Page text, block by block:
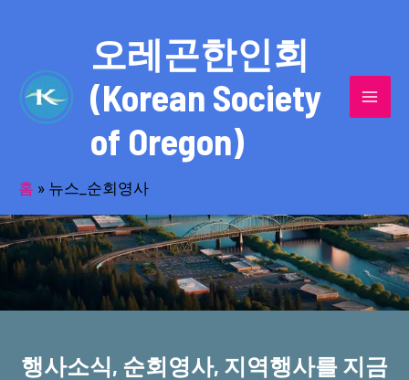
오레곤한인회
(Korean Society
of Oregon)
홈 » 뉴스_순회영사
반세기의 세월을 품고 동포사회를 섬겨온
오레곤한인회!
행사소식, 순회영사, 지역행사를 지금